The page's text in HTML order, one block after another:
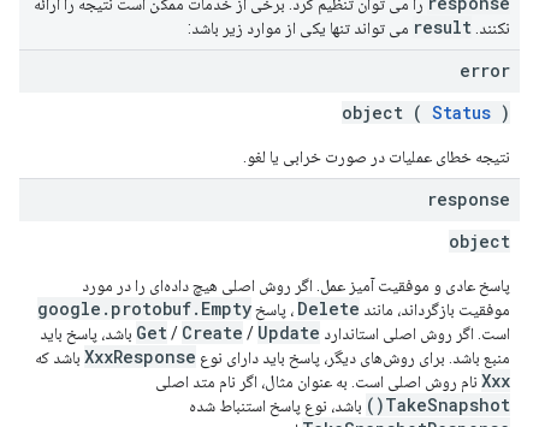
نکنند. result می تواند تنها یکی از موارد زیر باشد:
error
object ( Status )
نتیجه خطای عملیات در صورت خرابی یا لغو.
response
object
پاسخ عادی و موفقیت آمیز عمل. اگر روش اصلی هیچ داده‌ای را در مورد
موفقیت بازگرداند، مانند Delete ، پاسخgoogle.protobuf.Empty
است. اگر روش اصلی استاندارد Get/ Create / Update
باشد، پاسخ باید
منبع باشد. برای روش‌های دیگر، پاسخ باید دارای نوع XxxResponse باشد که
Xxx نام روش اصلی است. به عنوان مثال، اگر نام متد اصلی
TakeSnapshot() باشد، نوع پاسخ استنباط شده